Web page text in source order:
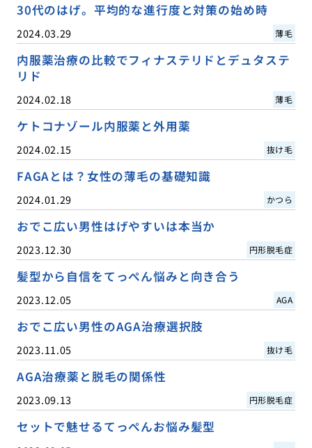
30代のはげ。平均的な進行度と対策の始め時
2024.03.29 薄毛
内服薬治療の比較でフィナステリドとデュタステ
リド
2024.02.18 薄毛
ケトコナゾール内服薬と外用薬
2024.02.15 抜け毛
FAGAとは？女性の薄毛の基礎知識
2024.01.29 かつら
おでこ広い男性はげやすいは本当か
2023.12.30 円形脱毛症
髪型から自信をてっぺん悩みと向き合う
2023.12.05 AGA
おでこ広い男性のAGA治療選択肢
2023.11.05 抜け毛
AGA治療薬と脱毛の関係性
2023.09.13 円形脱毛症
セットで魅せるてっぺんお悩み髪型